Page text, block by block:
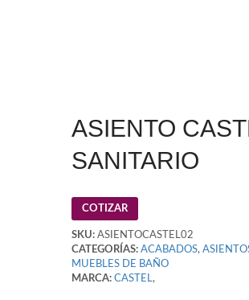
ASIENTO
SANITARIO
COTIZAR
SKU: ASIENTOCASTEL02
CATEGORÍAS: ACABADOS,
MUEBLES DE BAÑO
MARCA: CASTEL,